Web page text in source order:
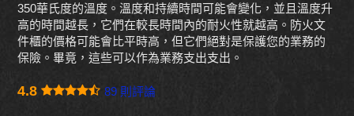
350華氏度的溫度。溫度和持續時間可能會變化，並且溫度升
高的時間越長，它們在較長時間內的耐火性就越高。防火文
件櫃的價格可能會比平時高，但它們絕對是保護您的業務的
保險。畢竟，這些可以作為業務支出支出。
4.8 89 則評論